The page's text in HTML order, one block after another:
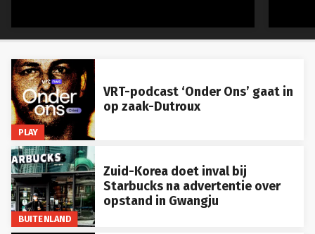
PLAY
VRT-podcast ‘Onder Ons’ gaat in
op zaak-Dutroux
BUITENLAND
Zuid-Korea doet inval bij
Starbucks na advertentie over
opstand in Gwangju